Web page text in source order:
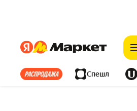
ЯндексЯндекс
Все хиты Спешл